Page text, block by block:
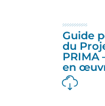
Guide
du
PRIMA
en